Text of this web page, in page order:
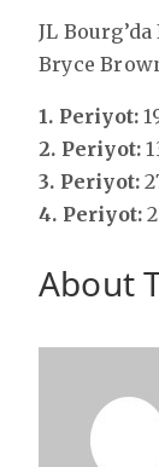
JL
Bryce
1. Periyot:
2. Periyot:
3. Periyot:
4. Periyot:
About